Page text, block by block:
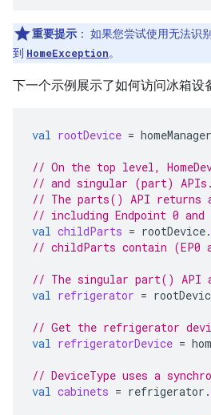
重要提示 ： 如果您尝试使用无法识
到 HomeException。
下一个示例展示了如何访问冰箱设
val rootDevice = homeManager
// On the top level,
// and singular (part) APIs.
// The parts() API returns
// including Endpoint 0
val childParts = rootDevice.
// childParts contain (EP0
// The singular part() API
val refrigerator =
// Get the refrigerator
val refrigeratorDevice =
// DeviceType uses a
val cabinets = refrigerator .